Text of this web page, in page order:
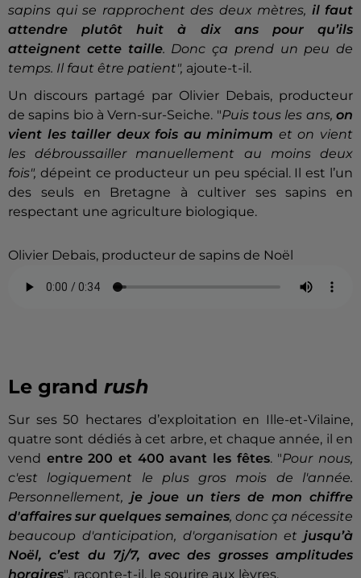
sapins qui se rapprochent des deux mètres, il faut
attendre plutôt huit à dix ans pour qu’ils
atteignent cette taille. Donc ça prend un peu de
temps. Il faut être patient", ajoute-t-il.
Un discours partagé par Olivier Debais, producteur
de sapins bio à Vern-sur-Seiche. "Puis tous les ans,on
vient les tailler deux fois au minimum et on vient
les débroussailler manuellement au moins deux
fois", dépeint ce producteur un peu spécial. Il est l’un
des seuls en Bretagne à cultiver ses sapins en
respectant une agriculture biologique.
Olivier Debais, producteur de sapins de Noël
Le grand rush
Sur ses 50 hectares d’exploitation en Ille-et-Vilaine,
quatre sont dédiés à cet arbre, et chaque année, il en
vend entre 200 et 400 avant les fêtes. "Pour nous,
c'est logiquement le plus gros mois de l'année.
Personnellement, je joue un tiers de mon chiffre
d'affaires sur quelques semaines, donc ça nécessite
beaucoup d'anticipation, d'organisation et jusqu’à
Noël, c’est du 7j/7, avec des grosses amplitudes
horaires", raconte-t-il, le sourire aux lèvres.